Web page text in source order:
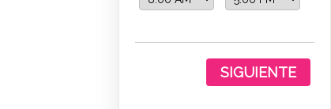
SIGUIENTE